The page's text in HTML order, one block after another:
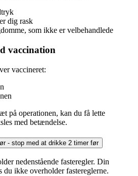
dig rask
som ikke er velbehandlede
vaccination
vaccineret:
på operationen, kan du få lette
med betændelse.
- stop med at drikke 2 timer før
nedenstående fasteregler. Din
ikke overholder fastereglerne.